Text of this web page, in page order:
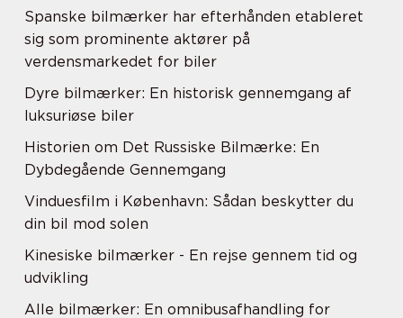
Spanske bilmærker har efterhånden etableret
sig som prominente aktører på
verdensmarkedet for biler
Dyre bilmærker: En historisk gennemgang af
luksuriøse biler
Historien om Det Russiske Bilmærke: En
Dybdegående Gennemgang
Vinduesfilm i København: Sådan beskytter du
din bil mod solen
Kinesiske bilmærker - En rejse gennem tid og
udvikling
Alle bilmærker: En omnibusafhandling for